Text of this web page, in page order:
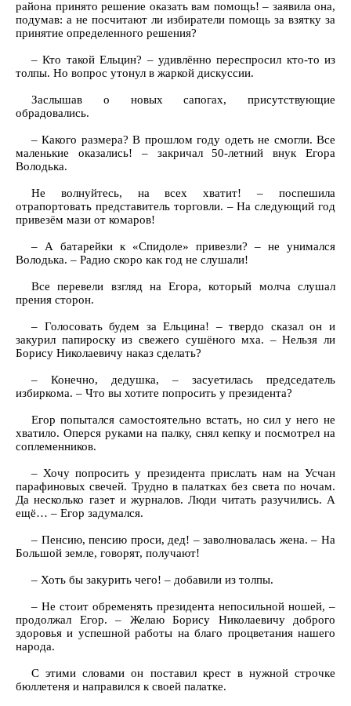
района принято решение оказать вам помощь! – заявила она,
подумав: а не посчитают ли избиратели помощь за взятку за
принятие определенного решения?
– Кто такой Ельцин? – удивлённо переспросил кто-то из
толпы. Но вопрос утонул в жаркой дискуссии.
Заслышав о новых сапогах, присутствующие
обрадовались.
– Какого размера? В прошлом году одеть не смогли. Все
маленькие оказались! – закричал 50-летний внук Егора
Володька.
Не волнуйтесь, на всех хватит! – поспешила
отрапортовать представитель торговли. – На следующий год
привезём мази от комаров!
– А батарейки к «Спидоле» привезли? – не унимался
Володька. – Радио скоро как год не слушали!
Все перевели взгляд на Егора, который молча слушал
прения сторон.
– Голосовать будем за Ельцина! – твердо сказал он и
закурил папироску из свежего сушёного мха. – Нельзя ли
Борису Николаевичу наказ сделать?
– Конечно, дедушка, – засуетилась председатель
избиркома. – Что вы хотите попросить у президента?
Егор попытался самостоятельно встать, но сил у него не
хватило. Оперся руками на палку, снял кепку и посмотрел на
соплеменников.
– Хочу попросить у президента прислать нам на Усчан
парафиновых свечей. Трудно в палатках без света по ночам.
Да несколько газет и журналов. Люди читать разучились. А
ещё… – Егор задумался.
– Пенсию, пенсию проси, дед! – заволновалась жена. – На
Большой земле, говорят, получают!
– Хоть бы закурить чего! – добавили из толпы.
– Не стоит обременять президента непосильной ношей, –
продолжал Егор. – Желаю Борису Николаевичу доброго
здоровья и успешной работы на благо процветания нашего
народа.
С этими словами он поставил крест в нужной строчке
бюллетеня и направился к своей палатке.